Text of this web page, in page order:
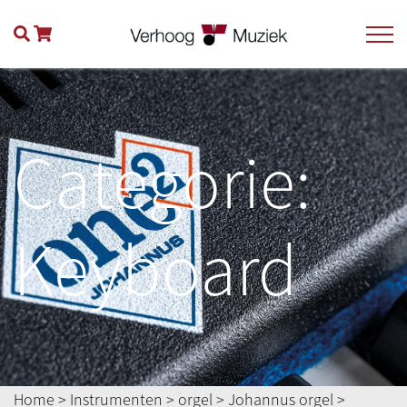
Categorie:
Keyboard
Home > Instrumenten > orgel> Johannus orgel>